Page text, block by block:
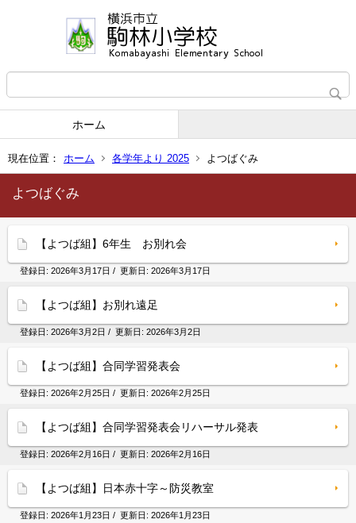
ホーム
現在位置： ホーム 各学年より 2025 よつばぐみ
よつばぐみ
【よつば組】6年生 お別れ会
登録日: 2026年3月17日 / 更新日: 2026年3月17日
【よつば組】お別れ遠足
登録日: 2026年3月2日 / 更新日: 2026年3月2日
【よつば組】合同学習発表会
登録日: 2026年2月25日 / 更新日: 2026年2月25日
【よつば組】合同学習発表会リハーサル発表
登録日: 2026年2月16日 / 更新日: 2026年2月16日
【よつば組】日本赤十字～防災教室
登録日: 2026年1月23日 / 更新日: 2026年1月23日